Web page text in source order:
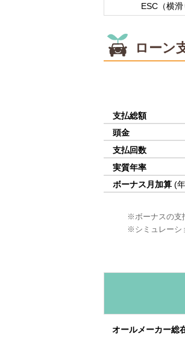
ESC（横滑
ローン
支払総額
頭金
支払回数
実質年率
ボーナス月加算 (
ボーナスの支
シミュレーシ
オールメーカー総